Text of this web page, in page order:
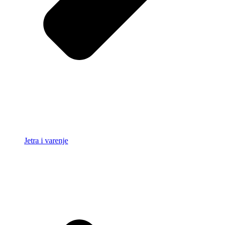
Jetra i varenje